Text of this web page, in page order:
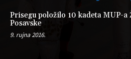
Prisegu položilo 10 kadeta MUP-a
Posavske
9. rujna 2016.